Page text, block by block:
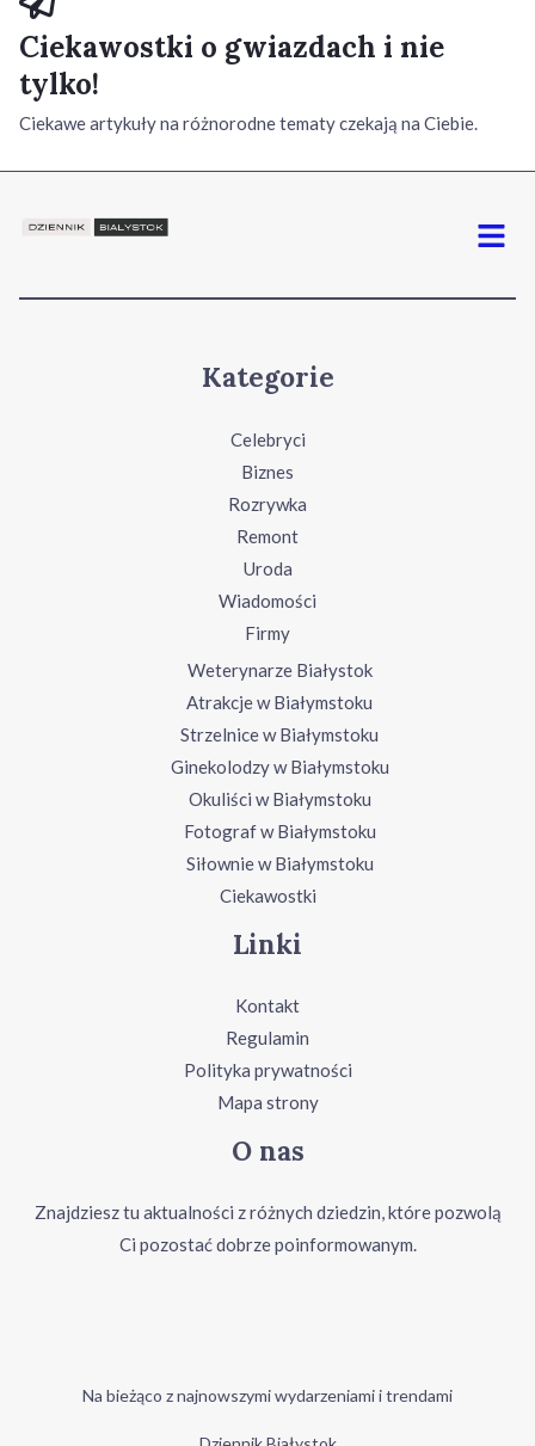
Ciekawostki o gwiazdach i nie
tylko!
Ciekawe artykuły na różnorodne tematy czekają na Ciebie.
Menu
Kategorie
Celebryci
Biznes
Rozrywka
Remont
Uroda
Wiadomości
Firmy
Weterynarze Białystok
Atrakcje w Białymstoku
Strzelnice w Białymstoku
Ginekolodzy w Białymstoku
Okuliści w Białymstoku
Fotograf w Białymstoku
Siłownie w Białymstoku
Ciekawostki
Linki
Kontakt
Regulamin
Polityka prywatności
Mapa strony
O nas
Znajdziesz tu aktualności z różnych dziedzin, które pozwolą
Ci pozostać dobrze poinformowanym.
Na bieżąco z najnowszymi wydarzeniami i trendami